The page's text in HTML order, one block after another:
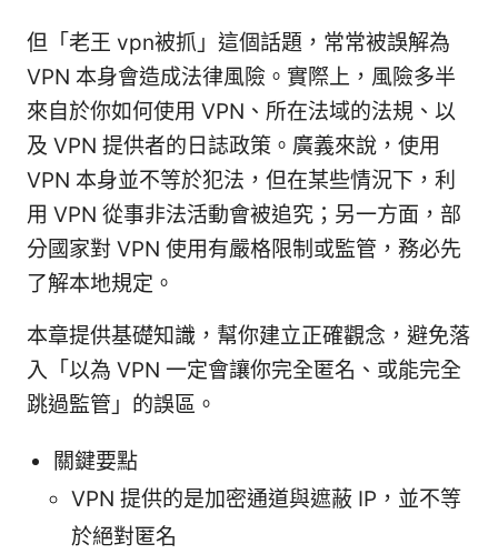
但「老王 vpn被抓」這個話題，常常被誤解為
VPN 本身會造成法律風險。實際上，風險多半
來自於你如何使用 VPN、所在法域的法規、以
及 VPN 提供者的日誌政策。廣義來說，使用
VPN 本身並不等於犯法，但在某些情況下，利
用 VPN 從事非法活動會被追究；另一方面，部
分國家對 VPN 使用有嚴格限制或監管，務必先
了解本地規定。
本章提供基礎知識，幫你建立正確觀念，避免落
入「以為 VPN 一定會讓你完全匿名、或能完全
跳過監管」的誤區。
關鍵要點
VPN 提供的是加密通道與遮蔽 IP，並不等
於絕對匿名